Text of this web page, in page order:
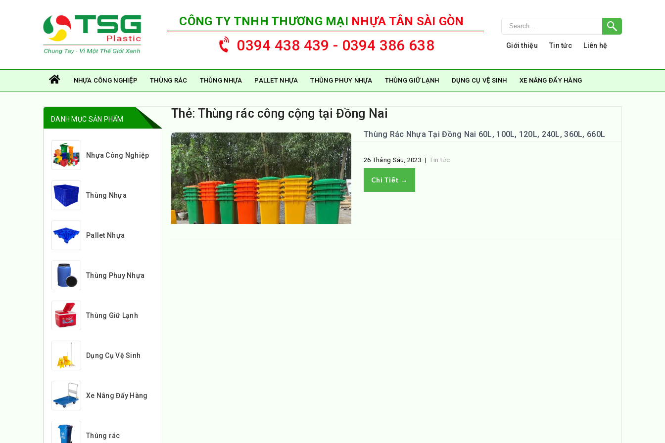
CÔNG TY TNHH THƯƠNG MẠI NHỰA TÂN SÀI GÒN
0394 438 439 - 0394 386 638 Giới thiệu Tin tức Liên hệ
NHỰA CÔNG NGHIỆP THÙNG RÁC THÙNG NHỰA PALLET NHỰA THÙNG PHUY NHỰA THÙNG GIỮ LẠNH DỤNG CỤ VỆ SINH XE NÂNG ĐẨY HÀNG
Thẻ:Thùng rác công cộng tại Đồng Nai
Thùng Rác Nhựa Tại Đồng Nai 60L, 100L, 120L, 240L, 360L, 660L
26 Tháng Sáu, 2023 |Tin tức
Chi Tiết →
DANH MỤC SẢN PHẨM
Nhựa Công Nghiệp
Thùng Nhựa
Pallet Nhựa
Thùng Phuy Nhựa
Thùng Giữ Lạnh
Dụng Cụ Vệ Sinh
Xe Nâng Đẩy Hàng
Thùng rác